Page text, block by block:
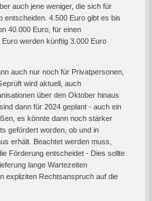
auch jene weniger, die sich für
entscheiden. 4.500 Euro gibt es bis
40.000 Euro, für einen
werden künftig 3.000 Euro
auch nur noch für Privatpersonen,
wird aktuell, auch
über den Oktober hinaus
dann für 2024 geplant - auch ein
es könnte dann noch stärker
gefördert worden, ob und in
erhält. Beachtet werden muss,
Förderung entscheidet - Dies sollte
lange Wartezeiten
expliziten Rechtsanspruch auf die